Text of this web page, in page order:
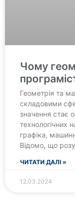
Чому
Геометрія та
складовими
значення стає
технологічних
графіка,
Відомо, що
ЧИТАТИ ДАЛІ »
12.03.2024